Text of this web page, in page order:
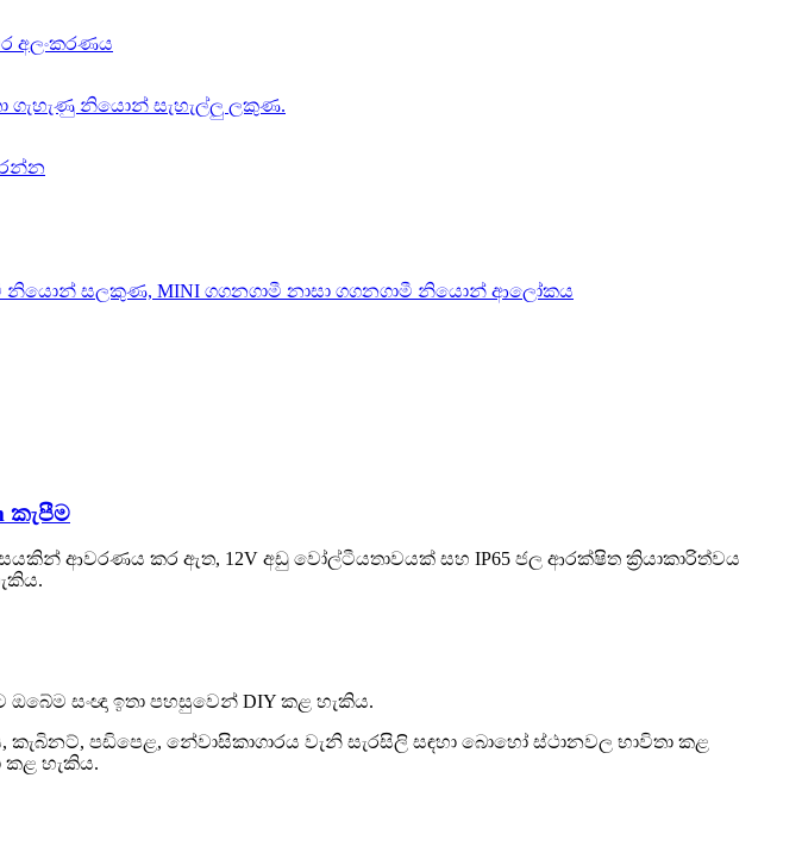
කැපීම
ආවරණය කර ඇත, 12V අඩු වෝල්ටීයතාවයක් සහ IP65 ජල ආරක්ෂිත ක්‍රියාකාරිත්වය
ඔබේම සංඥා ඉතා පහසුවෙන් DIY කළ හැකිය.
පඩිපෙළ, නේවාසිකාගාරය වැනි සැරසිලි සඳහා බොහෝ ස්ථානවල භාවිතා කළ
කළ හැකිය.